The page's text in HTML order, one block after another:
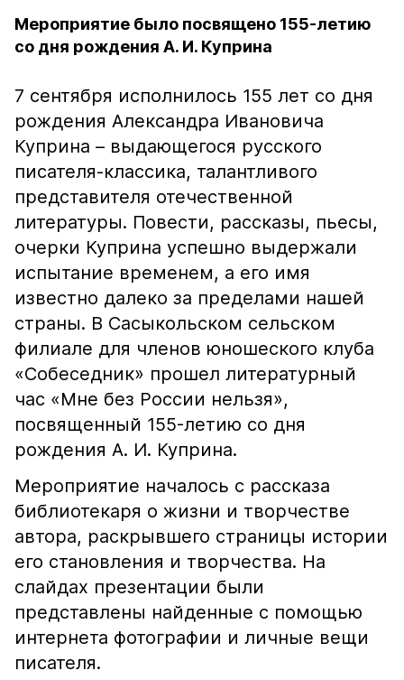
Мероприятие было посвящено 155-летию
со дня рождения А. И. Куприна
7 сентября исполнилось 155 лет со дня
рождения Александра Ивановича
Куприна – выдающегося русского
писателя-классика, талантливого
представителя отечественной
литературы. Повести, рассказы, пьесы,
очерки Куприна успешно выдержали
испытание временем, а его имя
известно далеко за пределами нашей
страны. В Сасыкольском сельском
филиале для членов юношеского клуба
«Собеседник» прошел литературный
час «Мне без России нельзя»,
посвященный 155-летию со дня
рождения А. И. Куприна.
Мероприятие началось с рассказа
библиотекаря о жизни и творчестве
автора, раскрывшего страницы истории
его становления и творчества. На
слайдах презентации были
представлены найденные с помощью
интернета фотографии и личные вещи
писателя.